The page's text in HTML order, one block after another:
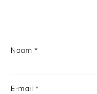
Naam *
E-mail *